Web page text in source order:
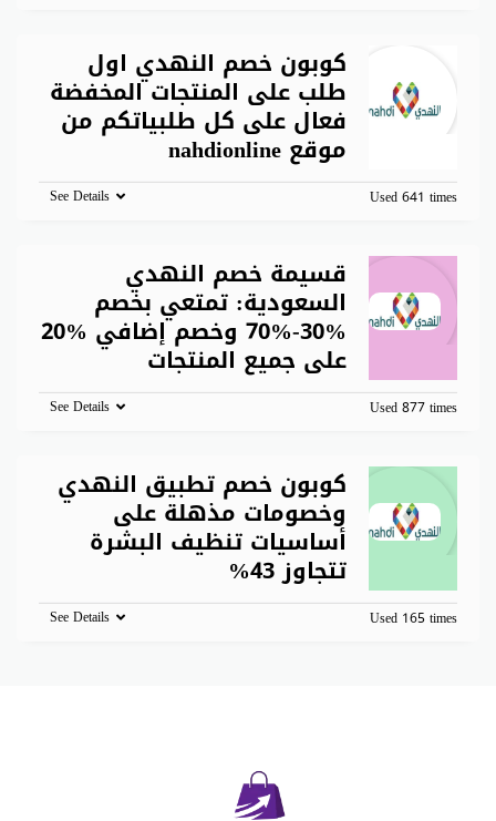
كوبون خصم النهدي اول
طلب على المنتجات المخفضة
فعال على كل طلبياتكم من
موقع nahdionline
Used 641 times
See Details
قسيمة خصم النهدي
السعودية: تمتعي بخصم
%30-%70 وخصم إضافي %20
على جميع المنتجات
Used 877 times
See Details
كوبون خصم تطبيق النهدي
وخصومات مذهلة على
أساسيات تنظيف البشرة
تتجاوز 43%
Used 165 times
See Details